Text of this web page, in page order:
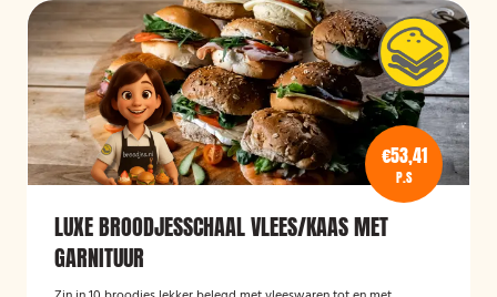
€53,41
P.S
LUXE BROODJESSCHAAL VLEES/KAAS MET
GARNITUUR